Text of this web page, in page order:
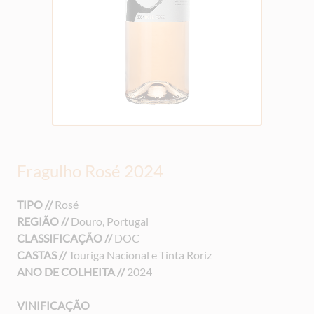
Fragulho Rosé 2024
TIPO //Rosé
REGIÃO //Douro, Portugal
CLASSIFICAÇÃO //DOC
CASTAS //Touriga Nacional e Tinta Roriz
ANO DE COLHEITA //2024
VINIFICAÇÃO